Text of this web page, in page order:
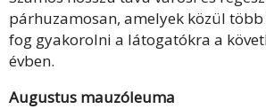
párhuzamosan, amelyek közül
fog gyakorolni a látogatókra a
évben.
Augustus mauzóleuma